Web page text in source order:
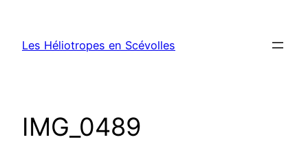
contenu
Les Héliotropes en Scévolles
IMG_0489